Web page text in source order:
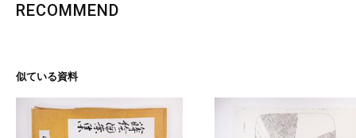
RECOMMEND
似ている資料